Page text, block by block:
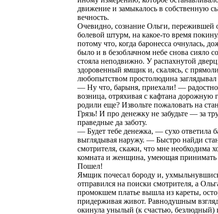
движение и замыкалось в собственную
вечность.
Очевидно, сознание Ольги, пережившей
болевой штурм, на какое-то время
потому что, когда баронесса очнулась,
было и в безоблачном небе снова сияло
стояла неподвижно. У распахнутой
здоровенный ямщик и, скалясь, с
любопытством простолюдина заглядывал
— Ну что, барыня, приехали! —
возница, отряхивая с кафтана дорожную
родили еще? Извольте пожаловать на
Грязь! И про денежку не забудьте — за
праведные да заботу.
— Будет тебе денежка, — сухо ответила
выглядывая наружу. — Быстро найди
смотрителя, скажи, что мне необходима
комната и женщина, умеющая
Пошел!
Ямщик почесал бороду и,
отправился на поиски смотрителя, а
промокшем платье вышла из кареты,
придерживая живот. Равнодушным
окинула унылый (к счастью, безлюдный)